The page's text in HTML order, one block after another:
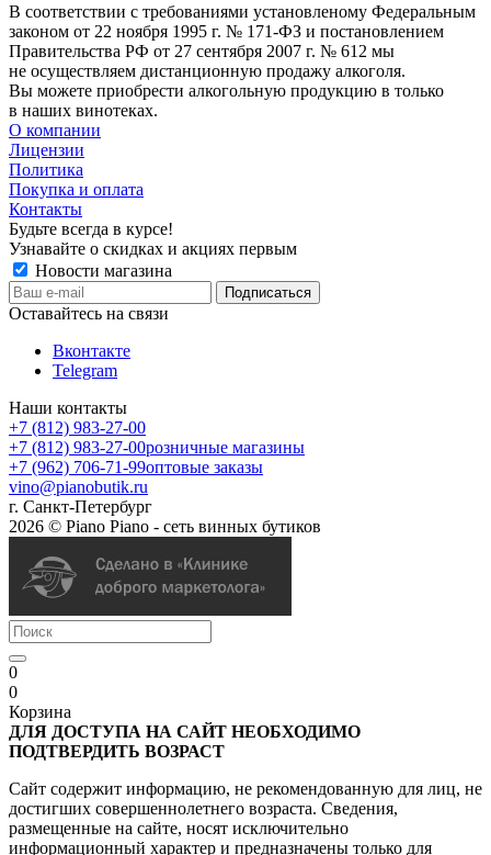
В соответствии с требованиями установленому Федеральным
законом от 22 ноября 1995 г. № 171-ФЗ и постановлением
Правительства РФ от 27 сентября 2007 г. № 612 мы
не осуществляем дистанционную продажу алкоголя.
Вы можете приобрести алкогольную продукцию в только
в наших винотеках.
О компании
Лицензии
Политика
Покупка и оплата
Контакты
Будьте всегда в курсе!
Узнавайте о скидках и акциях первым
Новости магазина
Оставайтесь на связи
Вконтакте
Telegram
Наши контакты
+7 (812) 983-27-00
+7 (812) 983-27-00розничные магазины
+7 (962) 706-71-99оптовые заказы
vino@pianobutik.ru
г. Санкт-Петербург
2026 © Piano Piano - сеть винных бутиков
0
0
Корзина
ДЛЯ ДОСТУПА НА САЙТ НЕОБХОДИМО
ПОДТВЕРДИТЬ ВОЗРАСТ
Сайт содержит информацию, не рекомендованную для лиц, не
достигших совершеннолетнего возраста. Сведения,
размещенные на сайте, носят исключительно
информационный характер и предназначены только для